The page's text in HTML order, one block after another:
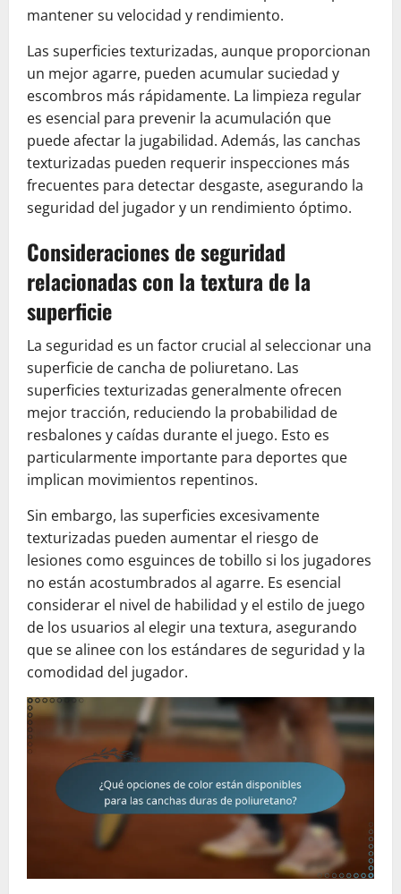
mantener su velocidad y rendimiento.
Las superficies texturizadas, aunque proporcionan
un mejor agarre, pueden acumular suciedad y
escombros más rápidamente. La limpieza regular
es esencial para prevenir la acumulación que
puede afectar la jugabilidad. Además, las canchas
texturizadas pueden requerir inspecciones más
frecuentes para detectar desgaste, asegurando la
seguridad del jugador y un rendimiento óptimo.
Consideraciones de seguridad
relacionadas con la textura de la
superficie
La seguridad es un factor crucial al seleccionar una
superficie de cancha de poliuretano. Las
superficies texturizadas generalmente ofrecen
mejor tracción, reduciendo la probabilidad de
resbalones y caídas durante el juego. Esto es
particularmente importante para deportes que
implican movimientos repentinos.
Sin embargo, las superficies excesivamente
texturizadas pueden aumentar el riesgo de
lesiones como esguinces de tobillo si los jugadores
no están acostumbrados al agarre. Es esencial
considerar el nivel de habilidad y el estilo de juego
de los usuarios al elegir una textura, asegurando
que se alinee con los estándares de seguridad y la
comodidad del jugador.